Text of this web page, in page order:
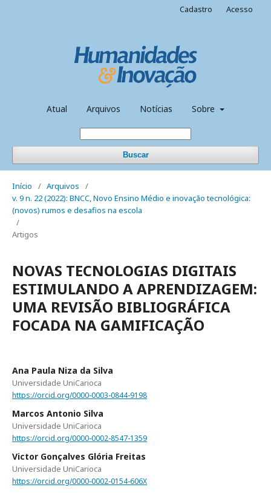
Atual Arquivos Notícias Sobre
Buscar
Cadastro Acesso
Início / Arquivos
/
v. 9 n. 22 (2022): BNCC, Novo Ensino Médio e inovação tecnológica:
(novos) rumos e desafios na escola
/
Artigos
NOVAS TECNOLOGIAS DIGITAIS
ESTIMULANDO A APRENDIZAGEM:
UMA REVISÃO BIBLIOGRÁFICA
FOCADA NA GAMIFICAÇÃO
Ana Paula Niza da Silva
Universidade UniCarioca
https://orcid.org/0000-0003-0844-9198
Marcos Antonio Silva
Universidade UniCarioca
https://orcid.org/0000-0002-8547-1359
Victor Gonçalves Glória Freitas
Universidade UniCarioca
https://orcid.org/0000-0002-0154-606X